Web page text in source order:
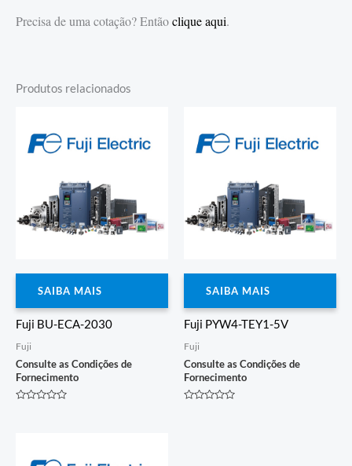
Precisa de uma cotação? Entãoclique aqui.
Produtos relacionados
SAIBA MAIS
Fuji BU-ECA-2030
Fuji
Consulte as Condições de
Fornecimento
SAIBA MAIS
Fuji PYW4-TEY1-5V
Fuji
Consulte as Condições de
Fornecimento